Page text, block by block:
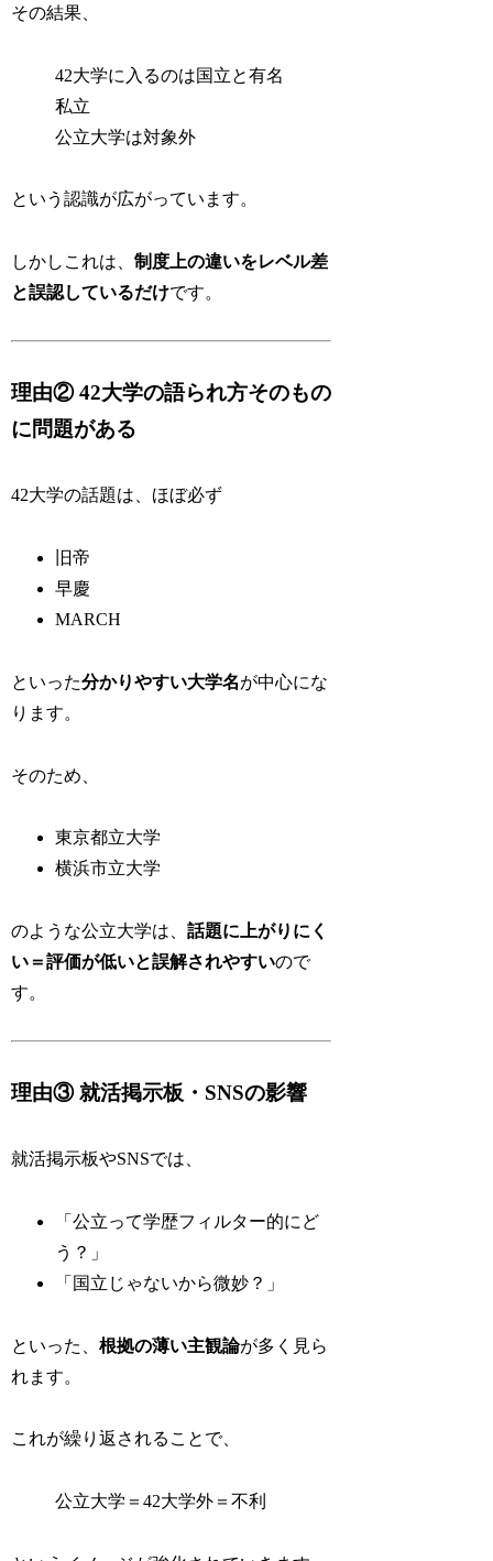
その結果、
42大学に入るのは国立と有名
私立
公立大学は対象外
という認識が広がっています。
しかしこれは、制度上の違いをレベル差
と誤認しているだけです。
理由② 42大学の語られ方そのもの
に問題がある
42大学の話題は、ほぼ必ず
旧帝
早慶
MARCH
といった分かりやすい大学名が中心にな
ります。
そのため、
東京都立大学
横浜市立大学
のような公立大学は、話題に上がりにく
い＝評価が低いと誤解されやすいので
す。
理由③ 就活掲示板・SNSの影響
就活掲示板やSNSでは、
「公立って学歴フィルター的にど
う？」
「国立じゃないから微妙？」
といった、根拠の薄い主観論が多く見ら
れます。
これが繰り返されることで、
公立大学＝42大学外＝不利